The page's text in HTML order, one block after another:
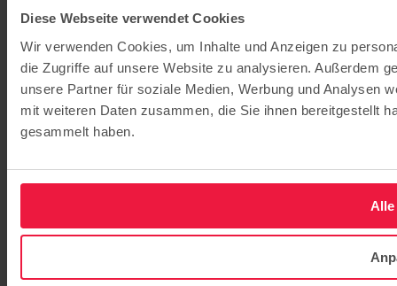
Diese Webseite verwendet Cookies
Wir verwenden Cookies, um Inhalte und Anzeigen zu
die Zugriffe auf unsere Website zu analysieren. Außerdem
unsere Partner für soziale Medien, Werbung und Analysen
mit weiteren Daten zusammen, die Sie ihnen bereitgestellt
gesammelt haben.
Alle